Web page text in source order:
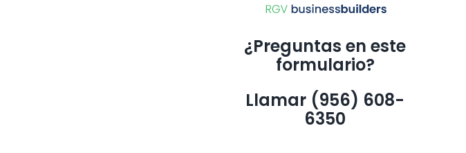
¿Preguntas en este
formulario?
Llamar (956) 608-
6350